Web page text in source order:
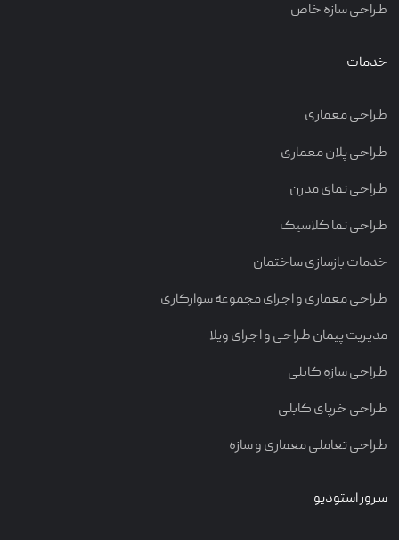
طراحی سازه خاص
خدمات
طراحی معماری
طراحی پلان معماری
طراحی نمای مدرن
طراحی نما کلاسیک
خدمات بازسازی ساختمان
طراحی معماری و اجرای مجموعه سوارکاری
مدیریت پیمان طراحی و اجرای ویلا
طراحی سازه کابلی
طراحی خرپای کابلی
طراحی تعاملی معماری و سازه
سرور استودیو